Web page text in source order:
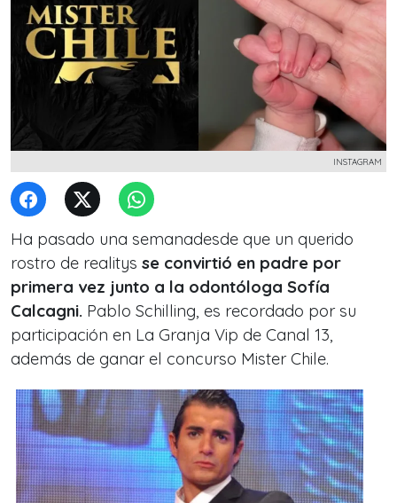
INSTAGRAM
Ha pasado una semanadesde que un querido
rostro de realitys se convirtió en padre por
primera vez junto a la odontóloga Sofía
Calcagni. Pablo Schilling, es recordado por su
participación en La Granja Vip de Canal 13,
además de ganar el concurso Mister Chile.